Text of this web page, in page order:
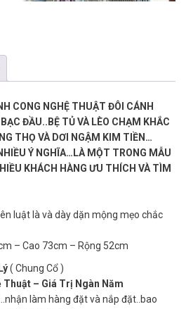
CONG NGHỆ THUẬT ĐÔI CÁNH
ĐẦU..BỆ TỦ VÀ LÈO CHẠM KHẮC
THỌ VÀ DƠI NGẬM KIM TIỀN…
Ý NGHĨA…LÀ MỘT TRONG MẪU
KHÁCH HÀNG ƯU THÍCH VÀ TÌM
luật là và dày dặn mộng mẹo chắc
– Cao 73cm – Rộng 52cm
( Chung Cổ )
Thuật – Giá Trị Ngàn Năm
làm hàng đặt và nắp đặt..bao